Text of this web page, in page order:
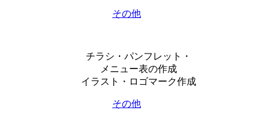
その他
チラシ・パンフレット・
メニュー表の作成
イラスト・ロゴマーク作成
その他